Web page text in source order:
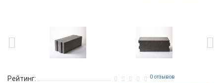
Рейтинг: 0 отзывов